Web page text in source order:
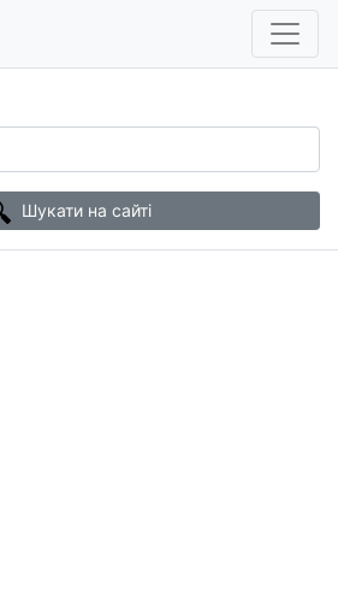
Шукати на сайті